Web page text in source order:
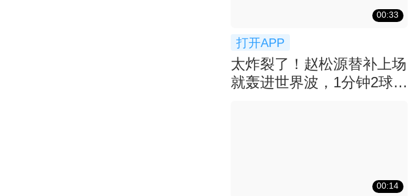
00:33
打开APP
太炸裂了！赵松源替补上场
就轰进世界波，1分钟2球反
00:14